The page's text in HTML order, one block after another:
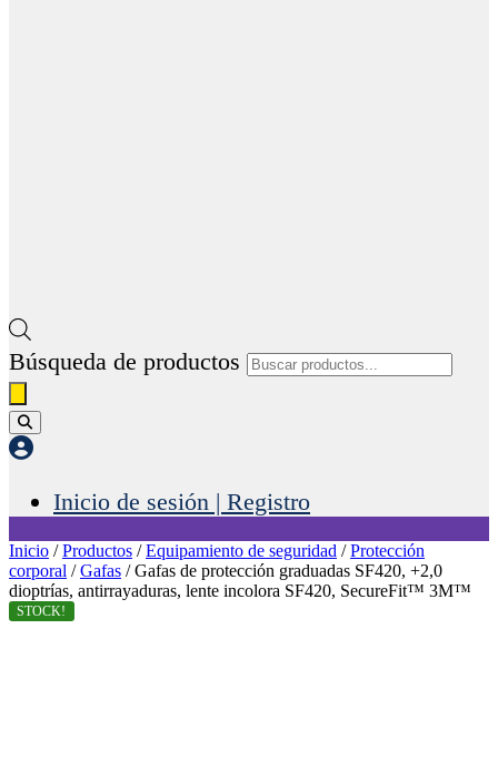
Búsqueda de productos
Inicio de sesión | Registro
Inicio /Productos /Equipamiento de seguridad /Protección
corporal /Gafas / Gafas de protección graduadas SF420, +2,0
dioptrías, antirrayaduras, lente incolora SF420, SecureFit™ 3M™
STOCK!